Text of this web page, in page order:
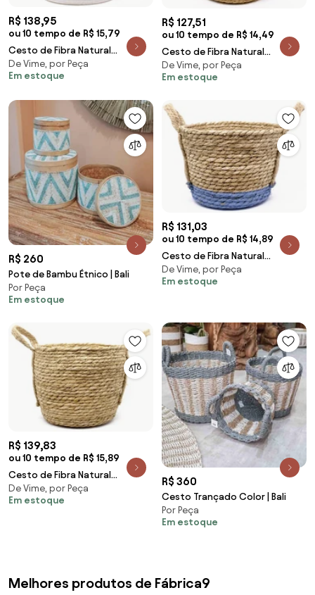
R$ 138,95
ou 10 tempo de R$ 15,79
Cesto de Fibra Natural
Seagrass Listrado Branco
19x26x26 cm E02 - D'Rossi
De Vime, por Peça
Em estoque
R$ 127,51
ou 10 tempo de R$ 14,49
Cesto de Fibra Natural
Seagrass 20x27x27 cm E02 -
D'Rossi
De Vime, por Peça
Em estoque
R$ 260
Pote de Bambu Étnico | Bali
Por Peça
Em estoque
R$ 131,03
ou 10 tempo de R$ 14,89
Cesto de Fibra Natural
Seagrass Com Fundo Azul
20x27x27 cm E02 - D'Rossi
De Vime, por Peça
Em estoque
R$ 139,83
ou 10 tempo de R$ 15,89
Cesto de Fibra Natural
Seagrass 24,5x31x33 cm E02 -
D'Rossi
De Vime, por Peça
Em estoque
R$ 360
Cesto Trançado Color | Bali
Por Peça
Em estoque
Melhores produtos de Fábrica9